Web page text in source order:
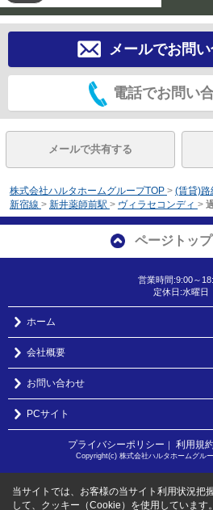
メールでお問
電話でお問い
メールで共有する
株式会社ハルタホームグループTOP > (賃貸)路
新宿線 > 新井薬師前駅 > ヴィラセコンディ >
ページトッ
営業時間:9:00～
定休日:水曜日
ホーム
会社概要
お問い合わせ
PCサイト
プライバシーポリシー ｜ 利用規
Copyright(c) 株式会社ハルタホームグル
当サイトでは、お客様の当サイト利用状況把
して、クッキー（Cookie）を使用しています。